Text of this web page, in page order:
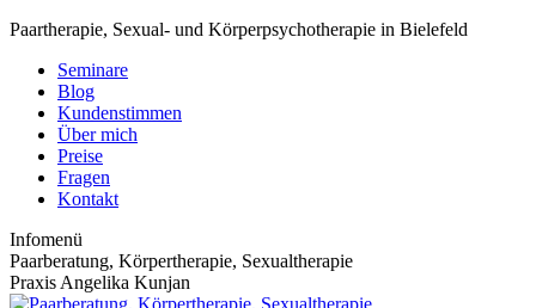
Zum
springen
Paartherapie, Sexual- und Körperpsychotherapie in Bielefeld
Seminare
Blog
Kundenstimmen
Über mich
Preise
Fragen
Kontakt
Infomenü
Paarberatung, Körpertherapie, Sexualtherapie
Praxis Angelika Kunjan